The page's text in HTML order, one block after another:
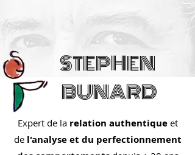
STEPHEN
BUNARD
Expert de la relation authentique et
de l'analyse et du perfectionnement